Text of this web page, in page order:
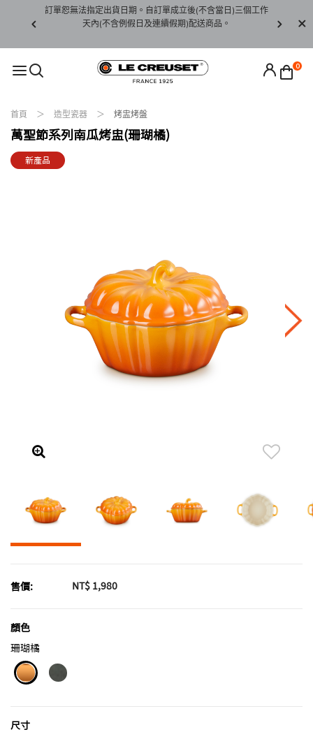
下水)，若
訂單恕無法指定出貨日期。自訂單成立後(不含當日)三個工作
天內(不含例假日及連續假期)配送商品。
請至
0
首頁 造型瓷器 烤盅烤盤
萬聖節系列南瓜烤盅(珊瑚橘)
新產品
售價: NT$ 1,980
顏色
珊瑚橘
尺寸